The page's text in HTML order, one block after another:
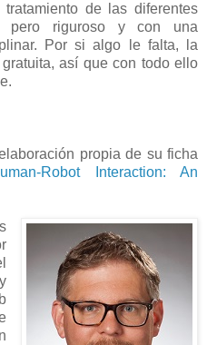
de las diferentes
pero riguroso y con una
Por si algo le falta, la
así que con todo ello
propia de su ficha
Robot Interaction: An